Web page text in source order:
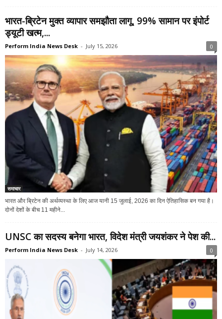
भारत-ब्रिटेन मुक्त व्यापार समझौता लागू, 99% सामान पर इंपोर्ट
ड्यूटी खत्म,...
Perform India News Desk - July 15, 2026 0
समाचार
भारत और ब्रिटेन की अर्थव्यस्था के लिए आज यानी 15 जुलाई, 2026 का दिन ऐतिहासिक बन गया है।
दोनों देशों के बीच 11 महीने...
UNSC का सदस्य बनेगा भारत, विदेश मंत्री जयशंकर ने पेश की...
Perform India News Desk - July 14, 2026 0